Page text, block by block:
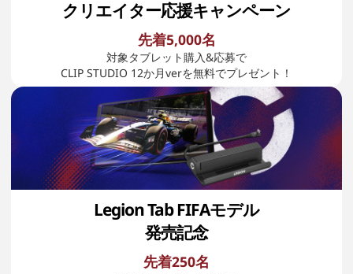
クリエイター応援キャンペーン
先着5,000名
対象タブレット購入&応募で
CLIP STUDIO 12か月verを無料でプレゼント！
Legion Tab FIFAモデル
発売記念
先着250名